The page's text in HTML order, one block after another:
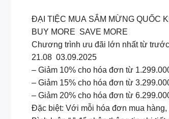
ĐẠI TIỆC MUA SẮM MỪNG QUỐC
BUY MORE SAVE MORE
Chương trình ưu đãi lớn nhất từ
21.08 03.09.2025
– Giảm 10% cho hóa đơn từ
– Giảm 15% cho hóa đơn từ
– Giảm 20% cho hóa đơn từ
Đặc biệt: Với mỗi hóa đơn mua